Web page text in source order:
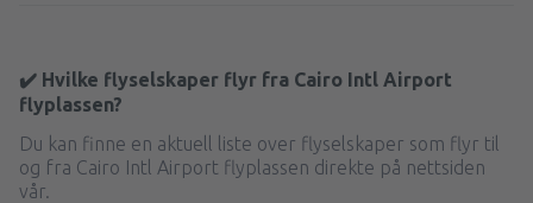
✔️ Hvilke flyselskaper flyr fra Cairo Intl Airport
flyplassen?
Du kan finne en aktuell liste over flyselskaper som flyr til
og fra Cairo Intl Airport flyplassen direkte på nettsiden
vår.